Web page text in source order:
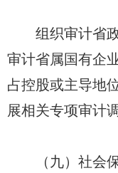
组织审计省政
审计省属国有企
占控股或主导地
展相关专项审计调
（九）社会保